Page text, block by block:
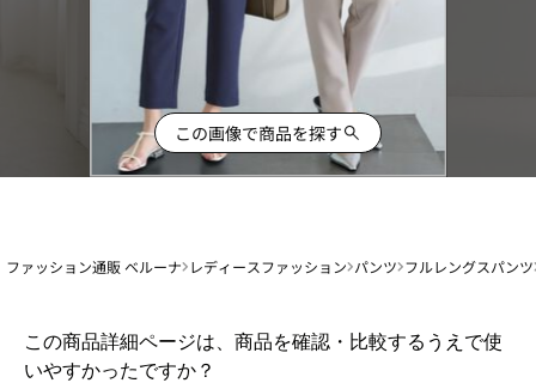
この画像で商品を探す
ファッション通販 ベルーナ レディースファッション パンツ フルレングスパンツ
この商品詳細ページは、商品を確認・比較するうえで使
いやすかったですか？
1
か